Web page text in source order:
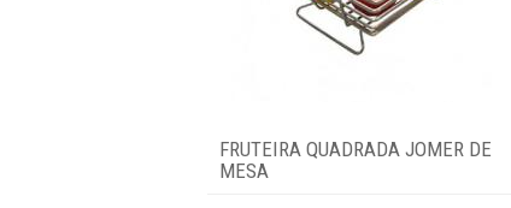
FRUTEIRA QUADRADA JOMER DE
MESA